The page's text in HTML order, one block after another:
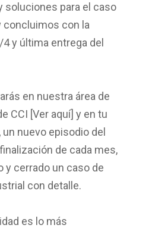
soluciones para el caso
concluimos con la
4 y última entrega del
en nuestra área de
CCI [Ver aquí] y en tu
un nuevo episodio del
de cada mes,
y cerrado un caso de
con detalle.
es lo más